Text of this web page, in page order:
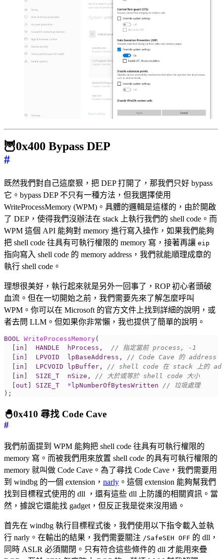
🦉0x400 Bypass DEP
#
既然我們對自己這麼狠，把 DEP 打開了，那我們只好 bypass
它。bypass DEP 不只有一種方法，但我選擇使用
WriteProcessMemory (WPM)。具體的邏輯是這樣的，由於開啟
了 DEP，使得我們沒辦法在 stack 上執行我們的 shell code。而
WPM 這個 API 能夠對 memory 進行寫入操作，如果我們能夠
把 shell code 往具有可執行權限的 memory 寫，接著再讓 eip
指向寫入 shell code 的 memory address，我們就能順理成章的
執行 shell code。
理想很美好，執行起來就是另外一回事了，ROP 初心者頭破
血流。但在一切開始之前，我們需要先來了解怎麼呼叫
WPM。你可以在 Microsoft 的官方文件上找到詳細的說明，或
者去問 LLM。但如果你非常懶，我也提供了簡單的說明。
BOOL WriteProcessMemory(
in HANDLE hProcess ,
in LPVOID lpBaseAddress ,
in LPCVOID lpBuffer ,
in SIZE_T nSize ,
out SIZE_T * lpNumberOfBytesWritten
);
🐣0x410 尋找 Code Cave
#
我們前面提到 WPM 能夠把 shell code 往具有可執行權限的
memory 寫。而被我們用來放置 shell code 的具有可執行權限的
memory 就叫做 Code Cave。為了尋找 Code Cave，我們需要用
到 windbg 的一個 extension， narly 。這個 extension 能夠幫我們
找到目標程式使用的 dll ，還有這些 dll 上防護的相關資訊。當
然，據說它還能找 gadget，但反正我是從來沒用過。
首先在 windbg 執行目標程式後，我們使用以下指令載入並執
行 narly。在輸出的結果，我們需要關注 /SafeSEH OFF 的 dll，
同時 ASLR 必須關閉。只有符合這些條件的 dll 才能用來疊